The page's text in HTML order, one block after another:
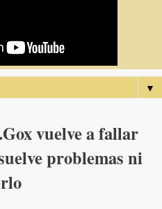
▼
vuelve a fallar
problemas ni